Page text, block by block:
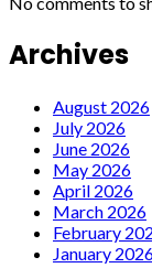
Archives
August 2026
July 2026
June 2026
May 2026
April 2026
March 2026
February
January